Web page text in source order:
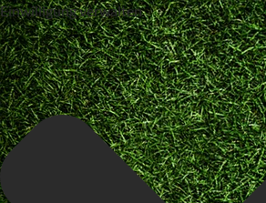
Einwilligung verwalten